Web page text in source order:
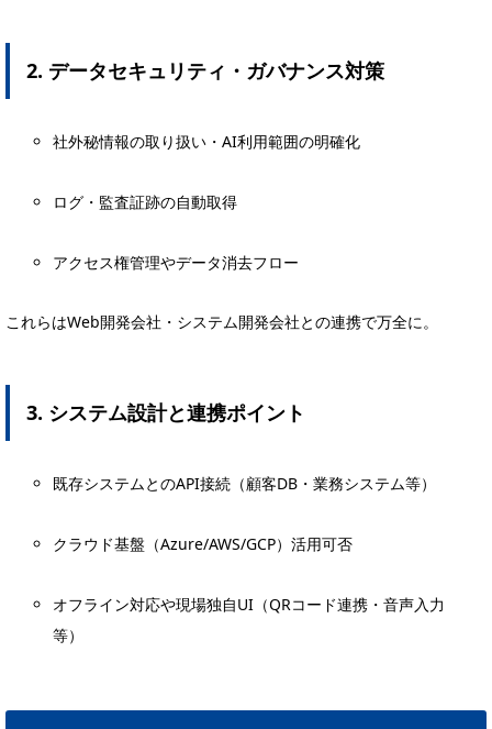
2. データセキュリティ・ガバナンス対策
社外秘情報の取り扱い・AI利用範囲の明確化
ログ・監査証跡の自動取得
アクセス権管理やデータ消去フロー
これらはWeb開発会社・システム開発会社との連携で万全に。
3. システム設計と連携ポイント
既存システムとのAPI接続（顧客DB・業務システム等）
クラウド基盤（Azure/AWS/GCP）活用可否
オフライン対応や現場独自UI（QRコード連携・音声入力
等）